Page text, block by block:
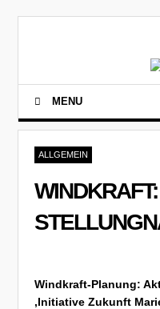
MENU
ALLGEMEIN
Windkraft-Planung:
‚Initiative Zukunft